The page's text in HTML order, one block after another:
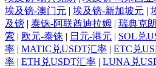
埃及镑-澳门元 | 埃及镑-新加坡元 |
及镑 | 泰铢-阿联酋迪拉姆 | 瑞典克
索 | 欧元-泰铢 | 日元-港元 | SOL兑
率 | MATIC兑USDT汇率 | ETC兑
率 | ETH兑USDT汇率 | LUNA兑